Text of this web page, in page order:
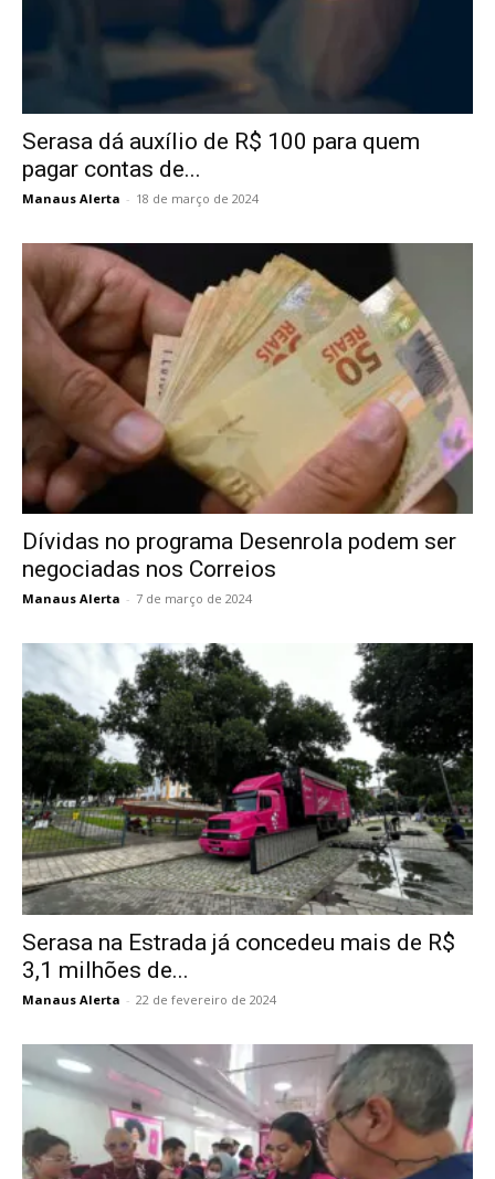
Serasa dá auxílio de R$ 100 para quem
pagar contas de...
Manaus Alerta - 18 de março de 2024
Dívidas no programa Desenrola podem ser
negociadas nos Correios
Manaus Alerta - 7 de março de 2024
Serasa na Estrada já concedeu mais de R$
3,1 milhões de...
Manaus Alerta - 22 de fevereiro de 2024